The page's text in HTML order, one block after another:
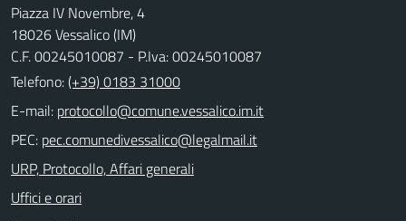
Piazza IV Novembre, 4
18026 Vessalico (IM)
C.F. 00245010087 - P.Iva: 00245010087
Telefono:(+39) 0183 31000
E-mail:
PEC:
URP, Protocollo, Affari generali
Uffici e orari